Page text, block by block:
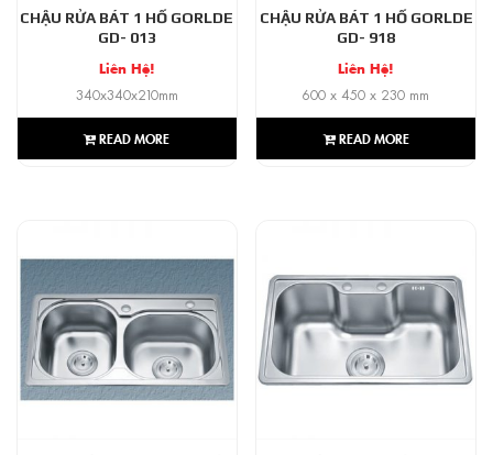
CHẬU RỬA BÁT 1 HỐ GORLDE
GD- 013
Liên Hệ!
340x340x210mm
READ MORE
CHẬU RỬA BÁT 1 HỐ GORLDE
GD- 918
Liên Hệ!
600 x 450 x 230 mm
READ MORE